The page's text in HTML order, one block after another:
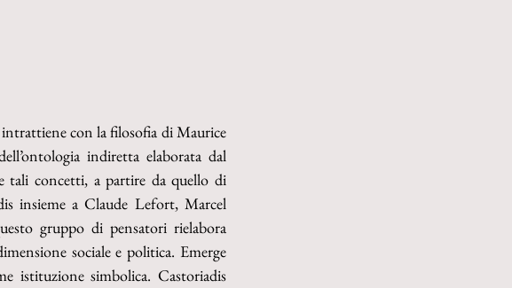
intrattiene con la filosofia di Maurice
indiretta elaborata dal
tali concetti, a partire da quello di
insieme a Claude Lefort, Marcel
gruppo di pensatori rielabora
sociale e politica. Emerge
istituzione simbolica. Castoriadis